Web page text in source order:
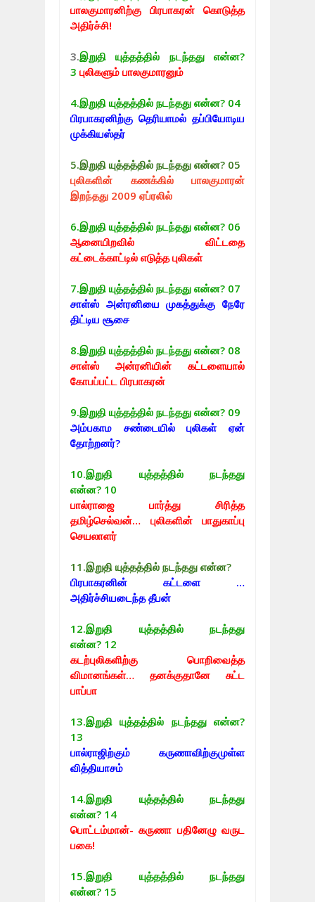
பாலகுமாரனிற்கு பிரபாகரன் கொடுத்த
அதிர்ச்சி!
3.இறுதி யுத்தத்தில் நடந்தது என்ன?
3 புலிகளும் பாலகுமாரனும்
4.இறுதி யுத்தத்தில் நடந்தது என்ன? 04
பிரபாகரனிற்கு தெரியாமல் தப்பியோடிய
முக்கியஸ்தர்
5.இறுதி யுத்தத்தில் நடந்தது என்ன? 05
புலிகளின் கணக்கில் பாலகுமாரன்
இறந்தது 2009 ஏப்ரலில்
6.இறுதி யுத்தத்தில் நடந்தது என்ன? 06
ஆனையிறவில் விட்டதை
கட்டைக்காட்டில் எடுத்த புலிகள்
7.இறுதி யுத்தத்தில் நடந்தது என்ன? 07
சாள்ஸ் அன்ரனியை முகத்துக்கு நேரே
திட்டிய சூசை
8.இறுதி யுத்தத்தில் நடந்தது என்ன? 08
சாள்ஸ் அன்ரனியின் கட்டளையால்
கோபப்பட்ட பிரபாகரன்
9.இறுதி யுத்தத்தில் நடந்தது என்ன? 09
அம்பகாம சண்டையில் புலிகள் ஏன்
தோற்றனர்?
10.இறுதி யுத்தத்தில் நடந்தது
என்ன? 10
பால்ராஜை பார்த்து சிரித்த
தமிழ்செல்வன்… புலிகளின் பாதுகாப்பு
செயலாளர்
11.இறுதி யுத்தத்தில் நடந்தது என்ன?
பிரபாகரனின் கட்டளை …
அதிர்ச்சியடைந்த தீபன்
12.இறுதி யுத்தத்தில் நடந்தது
என்ன? 12
கடற்புலிகளிற்கு பொறிவைத்த
விமானங்கள்… தனக்குதானே சுட்ட
பாப்பா
13.இறுதி யுத்தத்தில் நடந்தது என்ன?
13
பால்ராஜிற்கும் கருணாவிற்குமுள்ள
வித்தியாசம்
14.இறுதி யுத்தத்தில் நடந்தது
என்ன? 14
பொட்டம்மான்- கருணா பதினேழு வருட
பகை!
15.இறுதி யுத்தத்தில் நடந்தது
என்ன? 15